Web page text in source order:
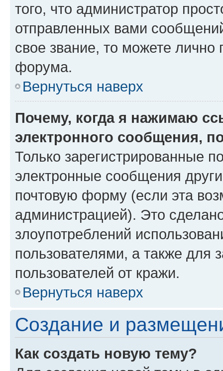
того, что администратор
отправленных вами
свое звание, то можете лично
форума.
Вернуться наверх
Почему, когда я нажимаю
электронного сообщения,
Только зарегистрированные
электронные сообщения
почтовую форму (если эта
администрацией). Это
злоупотреблений
пользователями, а также для
пользователей от кражи.
Вернуться наверх
Создание и
Как создать новую тему?